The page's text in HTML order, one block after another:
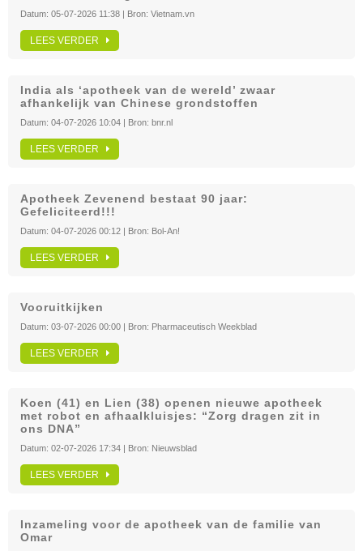
Datum: 05-07-2026 11:38 | Bron: Vietnam.vn
LEES VERDER
India als ‘apotheek van de wereld’ zwaar
afhankelijk van Chinese grondstoffen
Datum: 04-07-2026 10:04 | Bron: bnr.nl
LEES VERDER
Apotheek Zevenend bestaat 90 jaar:
Gefeliciteerd!!!
Datum: 04-07-2026 00:12 | Bron: Bol-An!
LEES VERDER
Vooruitkijken
Datum: 03-07-2026 00:00 | Bron: Pharmaceutisch Weekblad
LEES VERDER
Koen (41) en Lien (38) openen nieuwe apotheek
met robot en afhaalkluisjes: “Zorg dragen zit in
ons DNA”
Datum: 02-07-2026 17:34 | Bron: Nieuwsblad
LEES VERDER
Inzameling voor de apotheek van de familie van
Omar